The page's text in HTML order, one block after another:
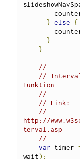
} else {
}
}
//
//
Funktion
//
// Link:
//
http://
terval.asp
//
var timer
wait);